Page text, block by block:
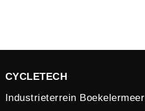
CYCLETECH
Industrieterrein Boekelermeer